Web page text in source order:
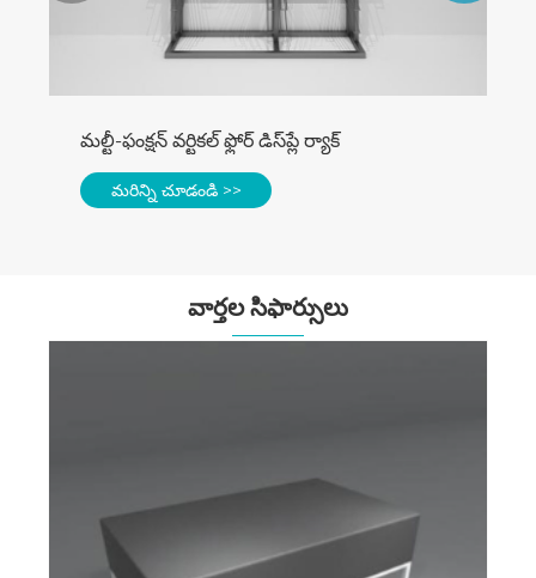
ఫ్లాట్ డ్రాయర్ కాంబినేషన్ క్యాబినెట్
మరిన్ని చూడండి >>
వార్తల సిఫార్సులు